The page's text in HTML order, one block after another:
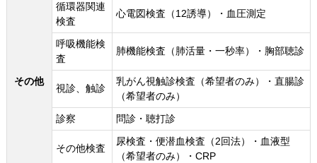
その他
循環器関連
検査
心電図検査（12誘導）・血圧測定
呼吸機能検
査
肺機能検査（肺活量・一秒率）・胸部聴診
視診、触診
乳がん視触診検査（希望者のみ）・直腸診
（希望者のみ）
診察
問診・聴打診
その他検査
尿検査・便潜血検査（2回法）・血液型
（希望者のみ）・CRP